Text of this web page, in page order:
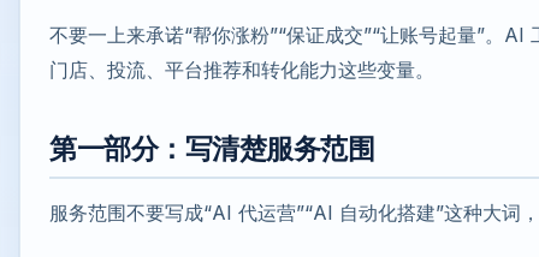
不要一上来承诺“帮你涨粉”“保证成交”“让账号起量”。
门店、投流、平台推荐和转化能力这些变量。
第一部分：写清楚服务范围
服务范围不要写成“AI 代运营”“AI 自动化搭建”这种大词